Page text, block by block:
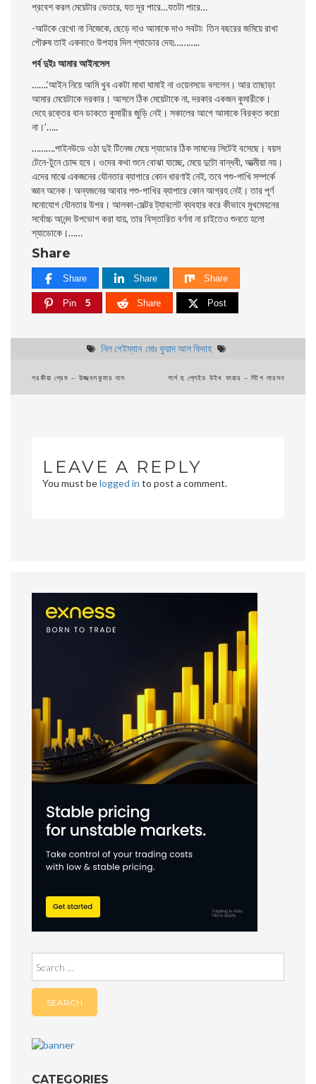
প্রবেশ করল মেয়েটার ভেতরে, যত দূর পারে…যতটা পারে…
-আটকে রেখাে না নিজেকে, ছেড়ে দাও আমাকে দাও সবটা৷ তিন বছরের জমিয়ে রাখা
পৌরুষ তাই একবাওে উপহার দিল শ্যাডাের দেহ৷………..
পর্ব দুইঃ আমার আইনসেল
…….‘আইন নিয়ে আমি খুব একটা মাথা ঘামাই না ওয়েনসডে বললেন। আর তাছাড়া
আমার মেয়েটাকে দরকার। আসলে ঠিক মেয়েটাকে না, দরকার একজন কুমারীকে।
দেহে রক্তের বান ডাকতে কুমারীর জুড়ি নেই। সকালের আগে আমাকে বিরক্ত করাে
না।’…..
……….পাইনউডে ওঠা দুই টিনেজ মেয়ে শ্যাডাের ঠিক সামনের সিটেই বসেছে। বয়স
টেনে-টুনে চোদ্দ হবে। ওদের কথা শুনে বােঝা যাচ্ছে, মেয়ে দুটো বান্ধবী, আত্মীয়া নয়।
এদের মাঝে একজনের যৌনতার ব্যাপারে কোন ধারণাই নেই, তবে পশু-পাখি সম্পর্কে
জ্ঞান অনেক। অন্যজনের আবার পশু-পাখির ব্যাপারে কোন আগ্রহ নেই। তার পূর্ণ
মনােযােগ যৌনতার উপর। আলকা-সেল্টর ট্যাবলেট ব্যবহার করে কীভাবে মুখমেহনের
সর্বোচ্চ আনন্দ উপভােগ করা যায়, তার বিস্তারিত বর্ণনা না চাইতেও শুনতে হলাে
শ্যাডােকে।……
Share
Share Share Share
Pin 5 Share Post
নিল গেইম্যান মােঃ ফুয়াদ আল ফিদাহ
Post
পরকীয়া প্রেম – উজ্জ্বলকুমার দাস গার্ল হু প্লেইড উইথ ফায়ার – স্টিগ লারসন
LEAVE A REPLY
You must belogged in to post a comment.
for:
CATEGORIES